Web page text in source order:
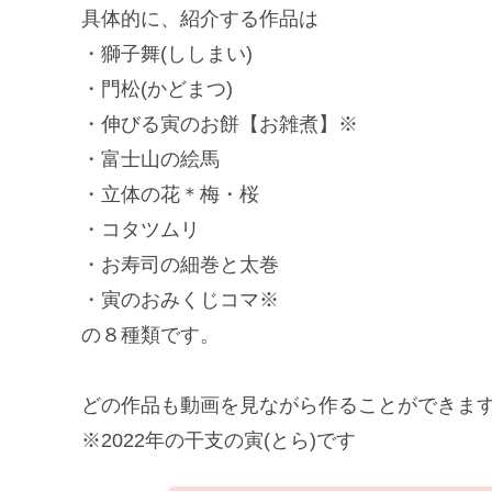
具体的に、紹介する作品は
・獅子舞(ししまい)
・門松(かどまつ)
・伸びる寅のお餅【お雑煮】※
・富士山の絵馬
・立体の花＊梅・桜
・コタツムリ
・お寿司の細巻と太巻
・寅のおみくじコマ※
の８種類です。
どの作品も動画を見ながら作ることができま
※2022年の干支の寅(とら)です